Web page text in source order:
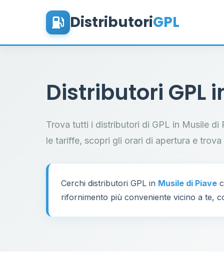
DistributoriGPL
Distributori GPL
Trova tutti i distributori di GPL in Musile
le tariffe, scopri gli orari di apertura e
Cerchi distributori GPL in Musile di Piave
rifornimento più conveniente vicino a te,